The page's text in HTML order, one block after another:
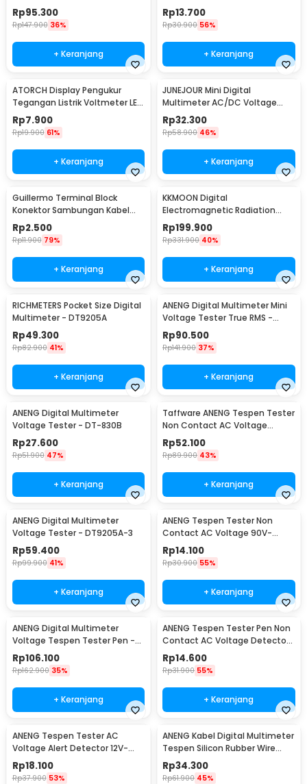
Rumah - KWE-PM01
Rp95.300
Rp147.900 36%
+ Keranjang
Display - GN-0117
Rp13.700
Rp30.900 56%
+ Keranjang
ATORCH Display Pengukur
Tegangan Listrik Voltmeter LED
- 123
Rp7.900
Rp19.900 61%
+ Keranjang
JUNEJOUR Mini Digital
Multimeter AC/DC Voltage
Tester 1999 Count - XL830L
Rp32.300
Rp58.900 46%
+ Keranjang
Guillermo Terminal Block
Konektor Sambungan Kabel
Listrik 1 PCS PCT-222 - GTB6
Rp2.500
Rp11.900 79%
+ Keranjang
KKMOON Digital
Electromagnetic Radiation
Field Dosimeter Detector -
ET825
Rp199.900
Rp331.900 40%
+ Keranjang
RICHMETERS Pocket Size Digital
Multimeter - DT9205A
Rp49.300
Rp82.900 41%
+ Keranjang
ANENG Digital Multimeter Mini
Voltage Tester True RMS -
M118A
Rp90.500
Rp141.900 37%
+ Keranjang
ANENG Digital Multimeter
Voltage Tester - DT-830B
Rp27.600
Rp51.900 47%
+ Keranjang
Taffware ANENG Tespen Tester
Non Contact AC Voltage
Detector 12V-1000V - VC1017
Rp52.100
Rp89.900 43%
+ Keranjang
ANENG Digital Multimeter
Voltage Tester - DT9205A-3
Rp59.400
Rp99.900 41%
+ Keranjang
ANENG Tespen Tester Non
Contact AC Voltage 90V-
1000V - 1AC-D Plus
Rp14.100
Rp30.900 55%
+ Keranjang
ANENG Digital Multimeter
Voltage Tespen Tester Pen -
A3003
Rp106.100
Rp162.900 35%
+ Keranjang
ANENG Tespen Tester Pen Non
Contact AC Voltage Detector
90-1000V 1AC-D
Rp14.600
Rp31.900 55%
+ Keranjang
ANENG Tespen Tester AC
Voltage Alert Detector 12V-
1000V - VD806
Rp18.100
Rp37.900 53%
ANENG Kabel Digital Multimeter
Tespen Silicon Rubber Wire
1000V - PT3003
Rp34.300
Rp61.900 45%